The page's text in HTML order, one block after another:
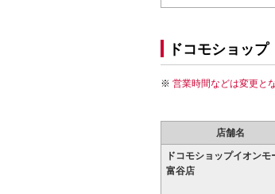
ドコモショップ
営業時間などは変更と
店舗名
ドコモショップイオンモ
富谷店